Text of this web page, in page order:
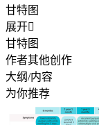
甘特图
展开
甘特图
作者其他创作
大纲/内容
为你推荐